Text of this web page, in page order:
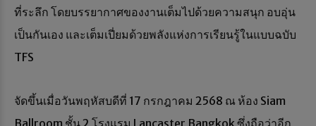
ที่ระลึก โดยบรรยากาศของงานเต็มไปด้วยความสนุก อบอุ่น
เป็นกันเอง และเต็มเปี่ยมด้วยพลังแห่งการเรียนรู้ในแบบฉบับ
TFS
จัดขึ้นเมื่อวันพฤหัสบดีที่ 17 กรกฎาคม 2568 ณ ห้อง Siam